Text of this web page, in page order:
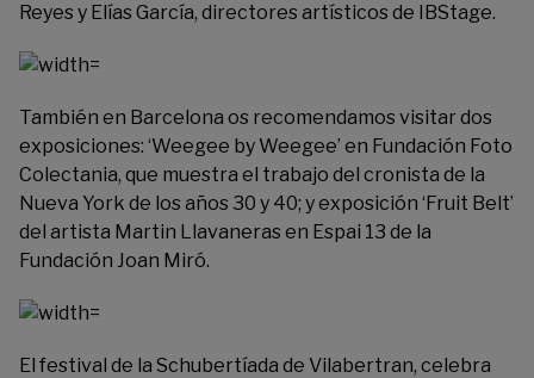
Reyes y Elías García, directores artísticos de IBStage.
También en Barcelona os recomendamos visitar dos
exposiciones: ‘Weegee by Weegee’ en Fundación Foto
Colectania, que muestra el trabajo del cronista de la
Nueva York de los años 30 y 40; y exposición ‘Fruit Belt’
del artista Martin Llavaneras en Espai 13 de la
Fundación Joan Miró.
El festival de la Schubertíada de Vilabertran, celebra